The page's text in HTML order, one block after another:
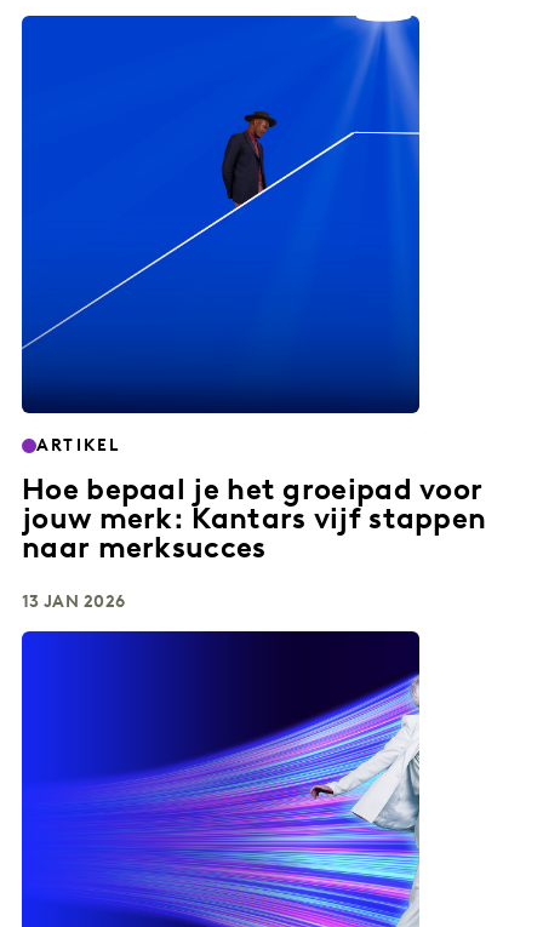
ARTIKEL
Hoe bepaal je het groeipad voor
jouw merk: Kantars vijf stappen
naar merksucces
13 JAN 2026